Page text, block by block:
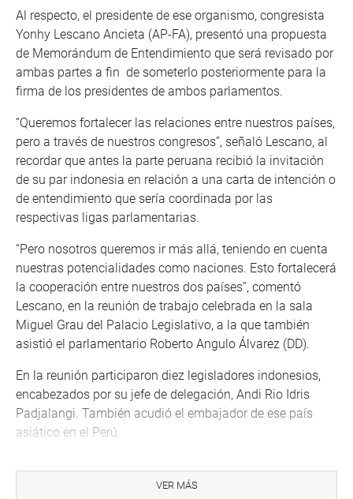
Al respecto, el presidente de ese organismo, congresista
Yonhy Lescano Ancieta (AP-FA), presentó una propuesta
de Memorándum de Entendimiento que será revisado por
ambas partes a fin de someterlo posteriormente para la
firma de los presidentes de ambos parlamentos.
“Queremos fortalecer las relaciones entre nuestros países,
pero a través de nuestros congresos”, señaló Lescano, al
recordar que antes la parte peruana recibió la invitación
de su par indonesia en relación a una carta de intención o
de entendimiento que sería coordinada por las
respectivas ligas parlamentarias.
“Pero nosotros queremos ir más allá, teniendo en cuenta
nuestras potencialidades como naciones. Esto fortalecerá
la cooperación entre nuestros dos países”, comentó
Lescano, en la reunión de trabajo celebrada en la sala
Miguel Grau del Palacio Legislativo, a la que también
asistió el parlamentario Roberto Angulo Álvarez (DD).
En la reunión participaron diez legisladores indonesios,
encabezados por su jefe de delegación, Andi Rio Idris
Padjalangi. También acudió el embajador de ese país
asiático en el Perú.
Lescano dijo que hay acuerdos en proceso de
VER MÁS